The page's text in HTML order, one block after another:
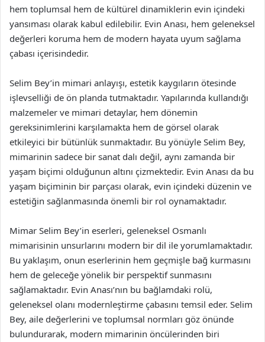
hem toplumsal hem de kültürel dinamiklerin evin içindeki
yansıması olarak kabul edilebilir. Evin Anası, hem geleneksel
değerleri koruma hem de modern hayata uyum sağlama
çabası içerisindedir.
Selim Bey’in mimari anlayışı, estetik kaygıların ötesinde
işlevselliği de ön planda tutmaktadır. Yapılarında kullandığı
malzemeler ve mimari detaylar, hem dönemin
gereksinimlerini karşılamakta hem de görsel olarak
etkileyici bir bütünlük sunmaktadır. Bu yönüyle Selim Bey,
mimarinin sadece bir sanat dalı değil, aynı zamanda bir
yaşam biçimi olduğunun altını çizmektedir. Evin Anası da bu
yaşam biçiminin bir parçası olarak, evin içindeki düzenin ve
estetiğin sağlanmasında önemli bir rol oynamaktadır.
Mimar Selim Bey’in eserleri, geleneksel Osmanlı
mimarisinin unsurlarını modern bir dil ile yorumlamaktadır.
Bu yaklaşım, onun eserlerinin hem geçmişle bağ kurmasını
hem de geleceğe yönelik bir perspektif sunmasını
sağlamaktadır. Evin Anası’nın bu bağlamdaki rolü,
geleneksel olanı modernleştirme çabasını temsil eder. Selim
Bey, aile değerlerini ve toplumsal normları göz önünde
bulundurarak, modern mimarinin öncülerinden biri